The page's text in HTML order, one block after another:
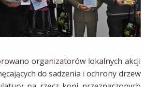
organizatorów lokalnych akcji
do sadzenia i ochrony drzew